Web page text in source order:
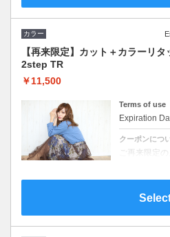
カラー
【再来限定】カット＋カラーリ
2step TR
￥11,500
Terms of use
Expiration
クーポンにつ
ご再来限定
ー ブロー